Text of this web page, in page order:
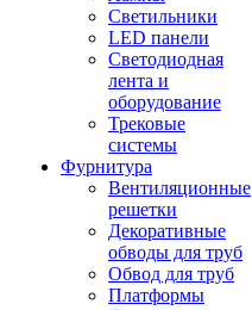
Светильники
LED панели
Светодиодная
лента и
оборудование
Трековые
системы
Фурнитура
Вентиляционные
решетки
Декоративные
обводы для труб
Обвод для труб
Платформы